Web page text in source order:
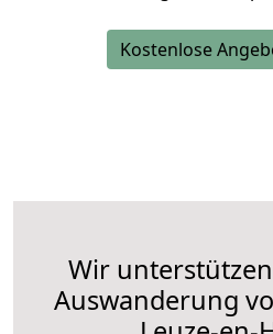
Kostenlose
Wir
Auswanderung